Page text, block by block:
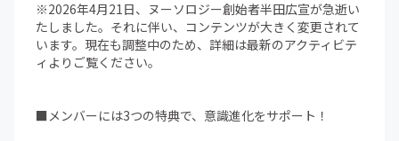
※2026年4月21日、ヌーソロジー創始者半田広宣が急逝い
たしました。それに伴い、コンテンツが大きく変更されて
います。現在も調整中のため、詳細は最新のアクティビテ
ィよりご覧ください。
■メンバーには3つの特典で、意識進化をサポート！